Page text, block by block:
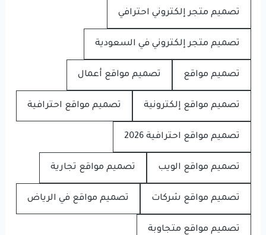
تصميم متجر إلكتروني احترافي
تصميم متجر إلكتروني في السعودية
تصميم مواقع تصميم مواقع أعمال
تصميم مواقع إلكترونية تصميم مواقع احترافية
تصميم مواقع احترافية 2026
تصميم مواقع الويب تصميم مواقع تجارية
تصميم مواقع شركات تصميم مواقع في الرياض
تصميم مواقع متجاوبة